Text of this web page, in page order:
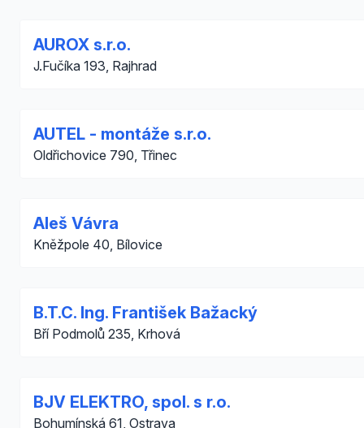
AUROX s.r.o.
J.Fučíka 193, Rajhrad
AUTEL - montáže s.r.o.
Oldřichovice 790, Třinec
Aleš Vávra
Kněžpole 40, Bílovice
B.T.C. Ing. František Bažacký
Bří Podmolů 235, Krhová
BJV ELEKTRO, spol. s r.o.
Bohumínská 61, Ostrava